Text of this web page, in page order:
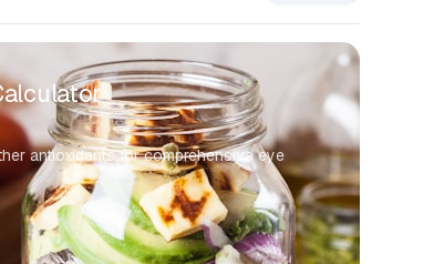
antioxidants for comprehensive eye